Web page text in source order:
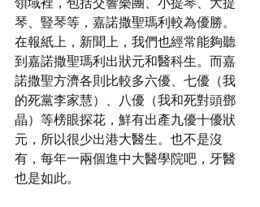
琴、豎琴等，嘉諾撒聖瑪利較為優勝。
在報紙上，新聞上，我們也經常能夠聽
到嘉諾撒聖瑪利出狀元和醫科生。而嘉
諾撒聖方濟各則比較多六優、七優（我
的死黨李家慧）、八優（我和死對頭鄧
晶）等榜眼探花，鮮有出產九優十優狀
元，所以很少出港大醫生。也不是沒
有，每年一兩個進中大醫學院吧，牙醫
也是如此。